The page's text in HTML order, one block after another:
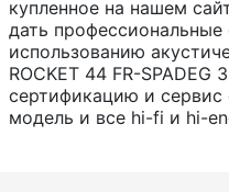
купленное на нашем
дать
использованию
ROCKET 44 FR-
сертификацию и сервис
модель и все hi-fi и hi-